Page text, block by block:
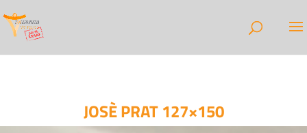
JOSÈ PRAT 127×150